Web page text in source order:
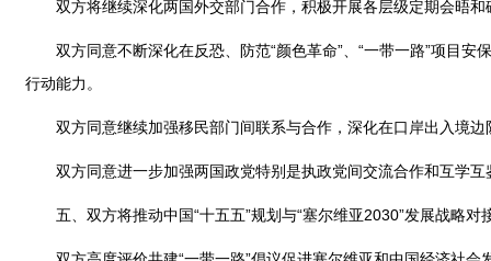
双方将继续深化两国外交部门合作，积极开展各层级定期会晤
双方同意不断深化在反恐、防范“颜色革命”、“一带一路”项目
行动能力。
双方同意继续加强移民部门间联系与合作，深化在口岸出入境
双方同意进一步加强两国政党特别是执政党间交流合作和互学互
五、双方将推动中国“十五五”规划与“塞尔维亚2030”发展战略